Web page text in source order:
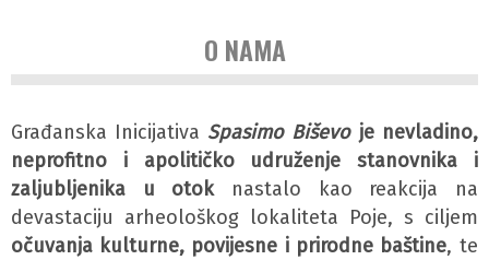
O NAMA
Građanska Inicijativa Spasimo Biševoje nevladino,
neprofitno i apolitičko udruženje stanovnika i
zaljubljenika u otoknastalo kao reakcija na
devastaciju arheološkog lokaliteta Poje, s ciljem
očuvanja kulturne, povijesne i prirodne baštine, te